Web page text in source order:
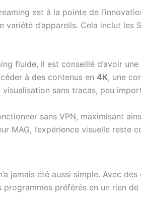
est à la pointe de
d’appareils. Cela inclut les
fluide, il est conseillé d’avoir
à des contenus en 4K, une
sans tracas, peu
sans VPN, maximisant
MAG, l’expérience visuelle reste
jamais été aussi simple. Avec
préférés en un rien de